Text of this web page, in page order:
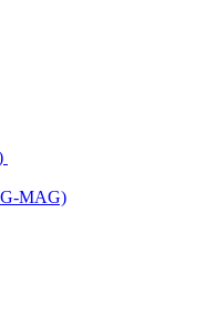
MAG)